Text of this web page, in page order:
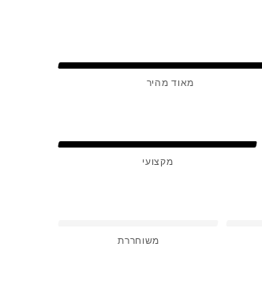
מאוד מהיר
מקצועי
משוחררת